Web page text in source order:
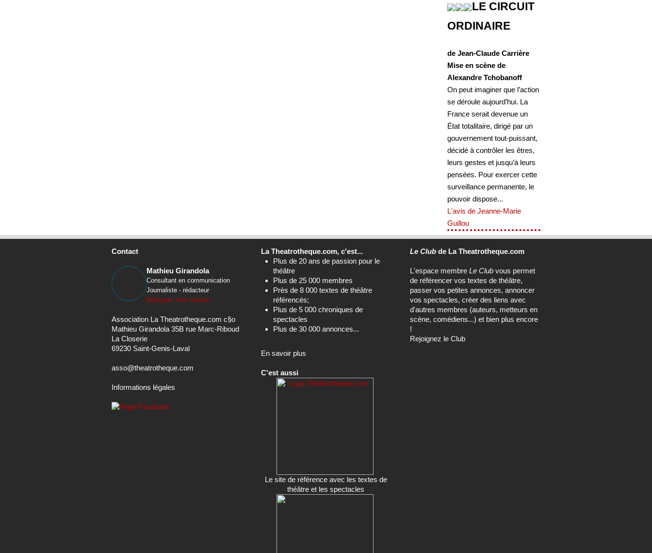
LE CIRCUIT
ORDINAIRE
de Jean-Claude Carrière
Mise en scène de
Alexandre Tchobanoff
On peut imaginer que l’action
se déroule aujourd’hui. La
France serait devenue un
État totalitaire, dirigé par un
gouvernement tout-puissant,
décidé à contrôler les êtres,
leurs gestes et jusqu’à leurs
pensées. Pour exercer cette
surveillance permanente, le
pouvoir dispose...
L'avis de Jeanne-Marie
Guillou
Contact
Mathieu Girandola
Consultant en communication
Journaliste - rédacteur
Rejoignez mon réseau
Association La Theatrotheque.com c§o
Mathieu Girandola 35B rue Marc-Riboud
La Closerie
69230 Saint-Genis-Laval
asso@theatrotheque.com
Informations légales
La Theatrotheque.com, c'est...
Plus de 20 ans de passion pour le
théâtre
Plus de 25 000 membres
Près de 8 000 textes de théâtre
référencés;
Plus de 5 000 chroniques de
spectacles
Plus de 30 000 annonces...
En savoir plus
C'est aussi
Le site de référence avec les textes de
théâtre et les spectacles
Le Club de La Theatrotheque.com
L'espace membreLe Club vous permet
de référencer vos textes de théâtre,
passer vos petites annonces, annoncer
vos spectacles, créer des liens avec
d'autres membres (auteurs, metteurs en
scène, comédiens...) et bien plus encore
!
Rejoignez le Club